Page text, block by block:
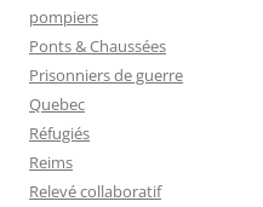
pompiers
Ponts & Chaussées
Prisonniers de guerre
Quebec
Réfugiés
Reims
Relevé collaboratif